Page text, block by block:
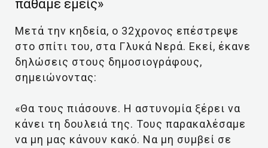
πάθαμε εμείς»
Μετά την κηδεία, ο 32χρονος επέστρεψε
στο σπίτι του, στα Γλυκά Νερά. Εκεί, έκανε
δηλώσεις στους δημοσιογράφους,
σημειώνοντας:
«Θα τους πιάσουνε. Η αστυνομία ξέρει να
κάνει τη δουλειά της. Τους παρακαλέσαμε
να μη μας κάνουν κακό. Να μη συμβεί σε